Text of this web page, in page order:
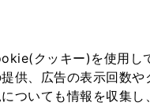
クッキー)を使用し
供、広告の表示回数や
ついても情報を収集し